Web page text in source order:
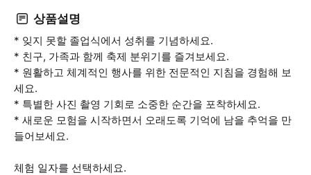
상품설명
* 잊지 못할 졸업식에서 성취를 기념하세요.
* 친구, 가족과 함께 축제 분위기를 즐겨보세요.
* 원활하고 체계적인 행사를 위한 전문적인 지침을 경험해 보
세요.
* 특별한 사진 촬영 기회로 소중한 순간을 포착하세요.
* 새로운 모험을 시작하면서 오래도록 기억에 남을 추억을 만
들어보세요.
체험 일자를 선택하세요.